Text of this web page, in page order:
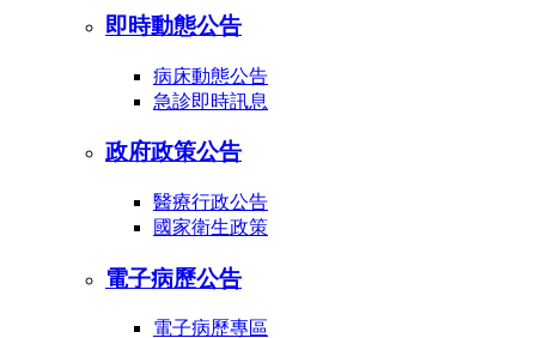
即時動態公告
病床動態公告
急診即時訊息
政府政策公告
醫療行政公告
國家衛生政策
電子病歷公告
電子病歷專區